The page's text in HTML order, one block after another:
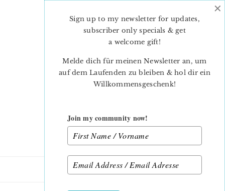
Sign up to my newsletter for updates,
subscriber only specials & get
a welcome gift!
Melde dich für meinen Newsletter an, um
auf dem Laufenden zu bleiben & hol dir ein
Willkommensgeschenk!
Join my community now!
×